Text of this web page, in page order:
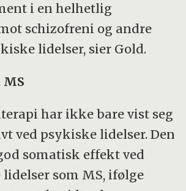
i en helhetlig
schizofreni og andre
lidelser, sier Gold.
har ikke bare vist seg
ved psykiske lidelser. Den
somatisk effekt ved
som MS, ifølge